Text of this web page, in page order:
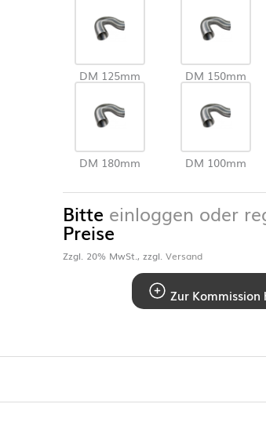
DM 125mm DM 150mm
DM 180mm DM 100mm
Bitte einloggen oder
Preise
Zzgl. 20% MwSt., zzgl.Versand
Zur Kommission